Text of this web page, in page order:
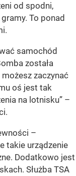
od spodni,
To ponad
samochód
została
zaczynać
oś jest tak
na lotnisku” –
–
takie urządzenie
Dodatkowo jest
Służba TSA